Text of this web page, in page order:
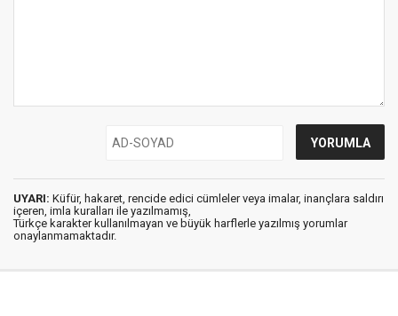
UYARI: Küfür, hakaret, rencide edici cümleler veya imalar, inançlara saldırı
içeren, imla kuralları ile yazılmamış,
Türkçe karakter kullanılmayan ve büyük harflerle yazılmış yorumlar
onaylanmamaktadır.